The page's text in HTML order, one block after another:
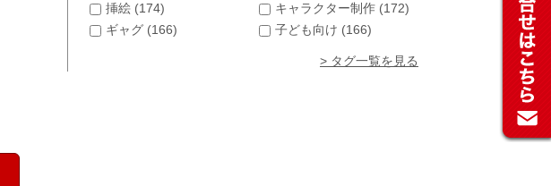
挿絵 (174) キャラクター制作 (172)
ギャグ (166) 子ども向け (166)
> タグ一覧を見る